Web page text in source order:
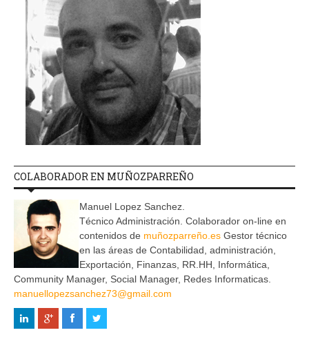
COLABORADOR EN MUÑOZPARREÑO
Manuel Lopez Sanchez.
Técnico Administración. Colaborador on-line en
contenidos de muñozparreño.es Gestor técnico
en las áreas de Contabilidad, administración,
Exportación, Finanzas, RR.HH, Informática,
Community Manager, Social Manager, Redes Informaticas.
manuellopezsanchez73@gmail.com